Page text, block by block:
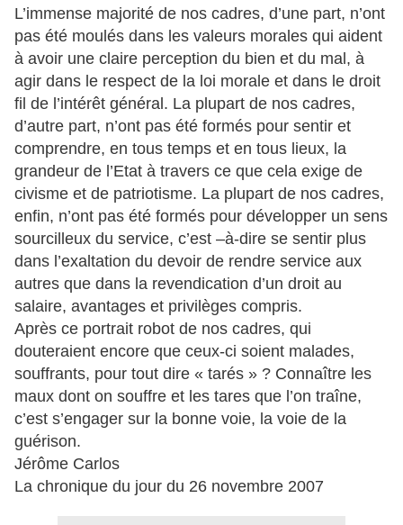
L’immense majorité de nos cadres, d’une part, n’ont
pas été moulés dans les valeurs morales qui aident
à avoir une claire perception du bien et du mal, à
agir dans le respect de la loi morale et dans le droit
fil de l’intérêt général. La plupart de nos cadres,
d’autre part, n’ont pas été formés pour sentir et
comprendre, en tous temps et en tous lieux, la
grandeur de l’Etat à travers ce que cela exige de
civisme et de patriotisme. La plupart de nos cadres,
enfin, n’ont pas été formés pour développer un sens
sourcilleux du service, c’est –à-dire se sentir plus
dans l’exaltation du devoir de rendre service aux
autres que dans la revendication d’un droit au
salaire, avantages et privilèges compris.
Après ce portrait robot de nos cadres, qui
douteraient encore que ceux-ci soient malades,
souffrants, pour tout dire « tarés » ? Connaître les
maux dont on souffre et les tares que l’on traîne,
c’est s’engager sur la bonne voie, la voie de la
guérison.
Jérôme Carlos
La chronique du jour du 26 novembre 2007